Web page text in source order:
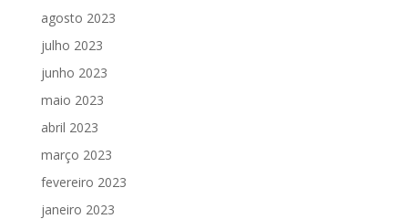
agosto 2023
julho 2023
junho 2023
maio 2023
abril 2023
março 2023
fevereiro 2023
janeiro 2023